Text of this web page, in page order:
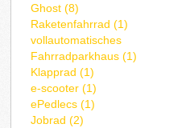
Ghost (8)
Raketenfahrrad (1)
vollautomatisches
Fahrradparkhaus (1)
Klapprad (1)
e-scooter (1)
ePedlecs (1)
Jobrad (2)